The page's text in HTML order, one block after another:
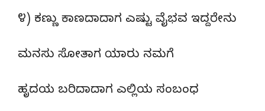
೪) ಕಣ್ಣು ಕಾಣದಾದಾಗ ಎಷ್ಟು ವೈಭವ ಇದ್ದರೇನು
ಮನಸು ಸೋತಾಗ ಯಾರು ನಮಗೆ
ಹೃದಯ ಬರಿದಾದಾಗ ಎಲ್ಲಿಯ ಸಂಬಂಧ